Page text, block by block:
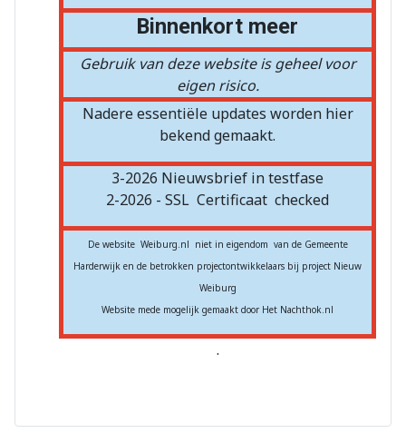
Binnenkort meer
Gebruik van deze website is geheel voor
eigen risico.
Nadere essentiële updates worden hier
bekend gemaakt.
3-2026 Nieuwsbrief in testfase
2-2026 - SSL Certificaat checked
De website Weiburg.nl niet in eigendom van de Gemeente
Harderwijk en de betrokken projectontwikkelaars bij project Nieuw
Weiburg
Website mede mogelijk gemaakt door Het Nachthok.nl
.